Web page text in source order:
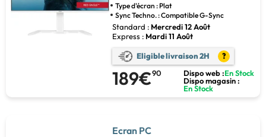
Type d'écran : Plat
Sync Techno. : Compatible G-Sync
Standard : Mercredi 12 Août
Express : Mardi 11 Août
Eligible livraison 2H ?
189€90 Dispo web :En Stock
Dispo magasin :
En Stock
Ecran PC